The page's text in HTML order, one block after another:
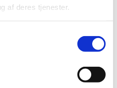
af deres tjenester.
af koblingen (pdf)
(pdf)